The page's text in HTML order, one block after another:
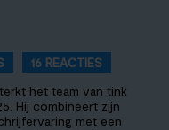
16 REACTIES
het team van tink
Hij combineert zijn
met een